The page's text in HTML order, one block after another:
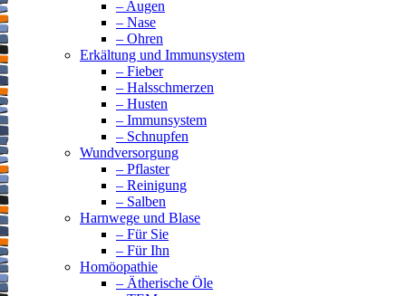
– Augen
– Nase
– Ohren
Erkältung und Immunsystem
– Fieber
– Halsschmerzen
– Husten
– Immunsystem
– Schnupfen
Wundversorgung
– Pflaster
– Reinigung
– Salben
Harnwege und Blase
– Für Sie
– Für Ihn
Homöopathie
– Ätherische Öle